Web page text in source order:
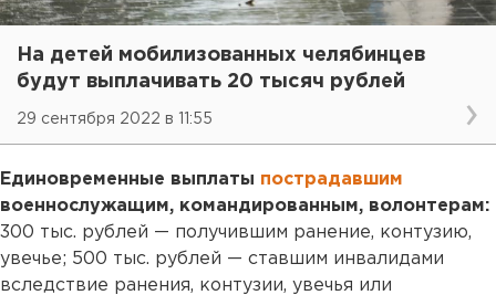
На детей мобилизованных челябинцев
будут выплачивать 20 тысяч рублей
29 сентября 2022 в 11:55
Единовременные выплаты пострадавшим
военнослужащим, командированным, волонтерам:
300 тыс. рублей — получившим ранение, контузию,
увечье; 500 тыс. рублей — ставшим инвалидами
вследствие ранения, контузии, увечья или